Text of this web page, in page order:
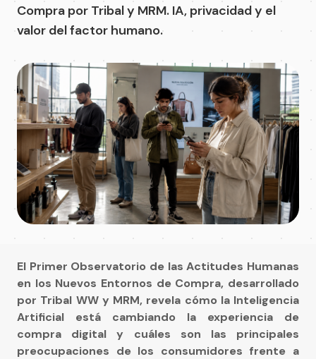
Compra por Tribal y MRM. IA, privacidad y el
valor del factor humano.
El Primer Observatorio de las Actitudes Humanas
en los Nuevos Entornos de Compra, desarrollado
por Tribal WW y MRM, revela cómo la Inteligencia
Artificial está cambiando la experiencia de
compra digital y cuáles son las principales
preocupaciones de los consumidores frente a